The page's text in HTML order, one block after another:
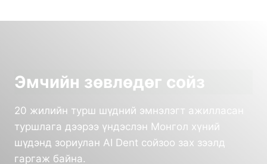
Эмчийн зөвлөдөг сойз
20 жилийн турш шүдний эмнэлэгт ажилласан
туршлага дээрээ үндэслэн Монгол хүний
шүдэнд зориулан AI Dent сойзоо зах зээлд
гаргаж байна.